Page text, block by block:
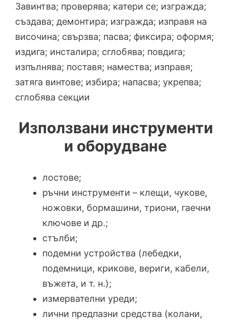
Завинтва; проверява; катери се; изгражда;
създава; демонтира; изгражда; изправя на
височина; свързва; пасва; фиксира; оформя;
издига; инсталира; сглобява; повдига;
изпълнява; поставя; намества; изправя;
затяга винтове; избира; напасва; укрепва;
сглобява секции
Използвани инструменти
и оборудване
лостове;
ръчни инструменти – клещи, чукове,
ножовки, бормашини, триони, гаечни
ключове и др.;
стълби;
подемни устройства (лебедки,
подемници, крикове, вериги, кабели,
въжета, и т. н.);
измервателни уреди;
лични предпазни средства (колани,